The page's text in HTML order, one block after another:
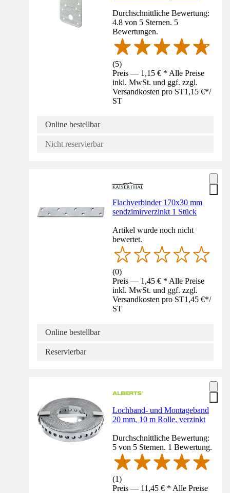
Durchschnittliche Bewertung:
4.8 von 5 Sternen. 5
Bewertungen.
(5)
Preis — 1,15 € * Alle Preise
inkl. MwSt. und ggf. zzgl.
Versandkosten pro ST1,15 €*/
ST
Online bestellbar
Nicht reservierbar
Flachverbinder 170x30 mm
sendzimirverzinkt 1 Stück
Artikel wurde noch nicht
bewertet.
(0)
Preis — 1,45 € * Alle Preise
inkl. MwSt. und ggf. zzgl.
Versandkosten pro ST1,45 €*/
ST
Online bestellbar
Reservierbar
Lochband- und Montageband
20 mm, 10 m Rolle, verzinkt
Durchschnittliche Bewertung:
5 von 5 Sternen. 1 Bewertung.
(1)
Preis — 11,45 € * Alle Preise